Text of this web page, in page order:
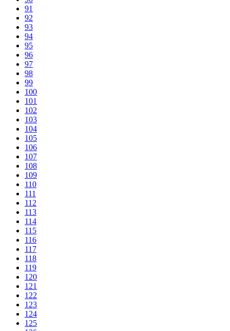
91
92
93
94
95
96
97
98
99
100
101
102
103
104
105
106
107
108
109
110
111
112
113
114
115
116
117
118
119
120
121
122
123
124
125